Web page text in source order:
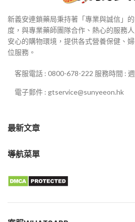
新義安連鎖藥局秉持著「專業與誠信」
度，與專業藥師團隊合作、熱心的服務
安心的購物環境，提供各式營養保健、
位服務。
客服電話 : 0800-678-222 服務時間 :
電子郵件 : gtservice@sunyeeon.hk
最新文章
導航菜單